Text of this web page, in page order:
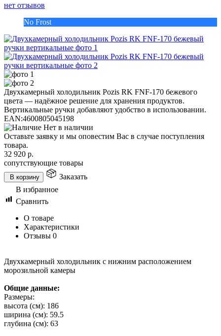
нет отзывов
No Frost
Двухкамерный холодильник Pozis RK FNF-170 бежевого
цвета — надёжное решение для хранения продуктов.
Вертикальные ручки добавляют удобство в использовании.
EAN:4600805045198
Нет в наличии
Оставьте заявку и мы оповестим Вас в случае поступления
товара.
32 920 р.
сопутствующие товары
В корзину
Заказать
В избранное
Сравнить
О товаре
Характеристики
Отзывы 0
Двухкамерный холодильник с нижним расположением
морозильной камеры
Общие данные:
Размеры:
высота (см): 186
ширина (см): 59.5
глубина (см): 63